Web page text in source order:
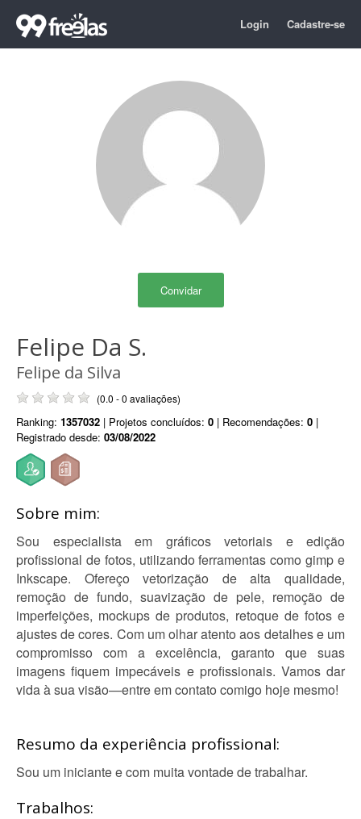
Login Cadastre-se
Convidar
Felipe Da S.
Felipe da Silva
(0.0 - 0 avaliações)
Ranking: 1357032 | Projetos concluídos: 0 | Recomendações: 0 |
Registrado desde: 03/08/2022
Sobre mim:
Sou especialista em gráficos vetoriais e edição
profissional de fotos, utilizando ferramentas como gimp e
Inkscape. Ofereço vetorização de alta qualidade,
remoção de fundo, suavização de pele, remoção de
imperfeições, mockups de produtos, retoque de fotos e
ajustes de cores. Com um olhar atento aos detalhes e um
compromisso com a excelência, garanto que suas
imagens fiquem impecáveis e profissionais. Vamos dar
vida à sua visão—entre em contato comigo hoje mesmo!
Resumo da experiência profissional:
Sou um iniciante e com muita vontade de trabalhar.
Trabalhos: